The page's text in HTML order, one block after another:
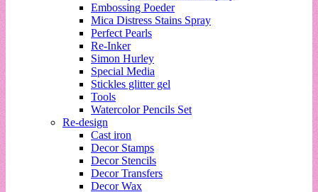
Embossing Poeder
Mica Distress Stains Spray
Perfect Pearls
Re-Inker
Simon Hurley
Special Media
Stickles glitter gel
Tools
Watercolor Pencils Set
Re-design
Cast iron
Decor Stamps
Decor Stencils
Decor Transfers
Decor Wax